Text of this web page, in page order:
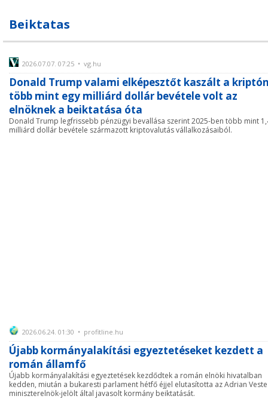
Beiktatas
2026.07.07. 07:25 • vg.hu
Donald Trump valami elképesztőt kaszált a
több mint egy milliárd dollár bevétele volt az
elnöknek a beiktatása óta
Donald Trump legfrissebb pénzügyi bevallása szerint 2025-ben több mint
milliárd dollár bevétele származott kriptovalutás vállalkozásaiból.
2026.06.24. 01:30 • profitline.hu
Újabb kormányalakítási egyeztetéseket kezdett a
román államfő
Újabb kormányalakítási egyeztetések kezdődtek a román elnöki hivatalban
kedden, miután a bukaresti parlament hétfő éjjel elutasította az Adrian
miniszterelnök-jelölt által javasolt kormány beiktatását.